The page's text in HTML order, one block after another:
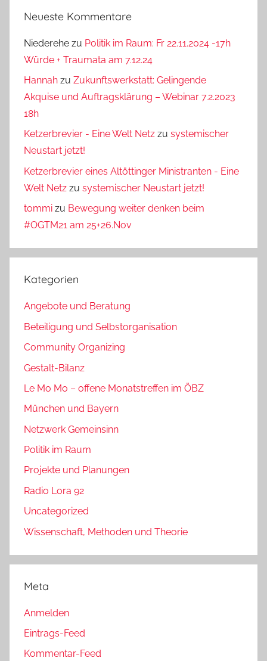
Neueste Kommentare
Niederehe zu Politik im Raum: Fr 22.11.2024 -17h
Würde + Traumata am 7.12.24
Hannah zu Zukunftswerkstatt: Gelingende
Akquise und Auftragsklärung – Webinar 7.2.2023
18h
Ketzerbrevier - Eine Welt Netz zu systemischer
Neustart jetzt!
Ketzerbrevier eines Altöttinger Ministranten - Eine
Welt Netz zu systemischer Neustart jetzt!
tommi zu Bewegung weiter denken beim
#OGTM21 am 25+26.Nov
Kategorien
Angebote und Beratung
Beteiligung und Selbstorganisation
Community Organizing
Gestalt-Bilanz
Le Mo Mo – offene Monatstreffen im ÖBZ
München und Bayern
Netzwerk Gemeinsinn
Politik im Raum
Projekte und Planungen
Radio Lora 92
Uncategorized
Wissenschaft, Methoden und Theorie
Meta
Anmelden
Eintrags-Feed
Kommentar-Feed